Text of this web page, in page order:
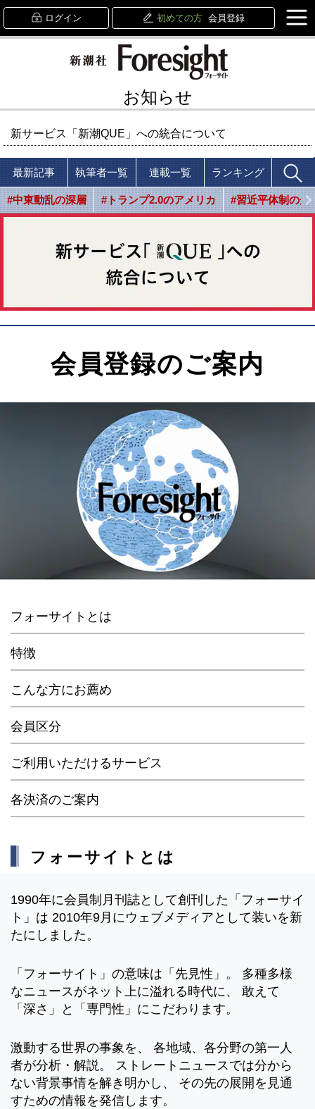
ログイン 初めての方 会員登録
お知らせ
新サービス「新潮QUE」への統合について
最新記事 執筆者一覧 連載一覧 ランキング
#中東動乱の深層 #トランプ2.0のアメリカ #習近平体制の光
会員登録のご案内
フォーサイトとは
特徴
こんな方にお薦め
会員区分
ご利用いただけるサービス
各決済のご案内
フォーサイトとは
1990年に会員制月刊誌として創刊した「フォーサイ
ト」は 2010年9月にウェブメディアとして装いを新
たにしました。
「フォーサイト」の意味は「先見性」。 多種多様
なニュースがネット上に溢れる時代に、 敢えて
「深さ」と「専門性」にこだわります。
激動する世界の事象を、 各地域、各分野の第一人
者が分析・解説。 ストレートニュースでは分から
ない背景事情を解き明かし、 その先の展開を見通
すための情報を発信します。